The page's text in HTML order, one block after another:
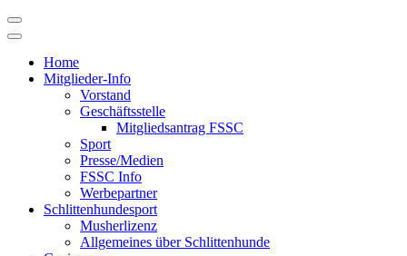
Skip
to
Home
Mitglieder-Info
Vorstand
Geschäftsstelle
Mitgliedsantrag FSSC
Sport
Presse/Medien
FSSC Info
Werbepartner
Schlittenhundesport
Musherlizenz
Allgemeines über Schlittenhunde